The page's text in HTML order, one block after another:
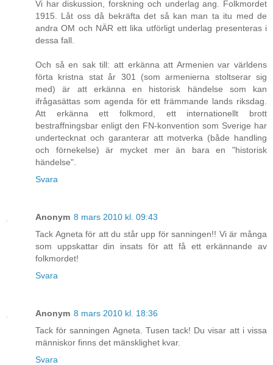
Vi har diskussion, forskning och underlag ang. Folkmordet
1915. Låt oss då bekräfta det så kan man ta itu med de
andra OM och NÄR ett lika utförligt underlag presenteras i
dessa fall.
Och så en sak till: att erkänna att Armenien var världens
förta kristna stat år 301 (som armenierna stoltserar sig
med) är att erkänna en historisk händelse som kan
ifrågasättas som agenda för ett främmande lands riksdag.
Att erkänna ett folkmord, ett internationellt brott
bestraffningsbar enligt den FN-konvention som Sverige har
undertecknat och garanterar att motverka (både handling
och förnekelse) är mycket mer än bara en "historisk
händelse".
Svara
Anonym 8 mars 2010 kl. 09:43
Tack Agneta för att du står upp för sanningen!! Vi är många
som uppskattar din insats för att få ett erkännande av
folkmordet!
Svara
Anonym 8 mars 2010 kl. 18:36
Tack för sanningen Agneta. Tusen tack! Du visar att i vissa
människor finns det mänsklighet kvar.
Svara